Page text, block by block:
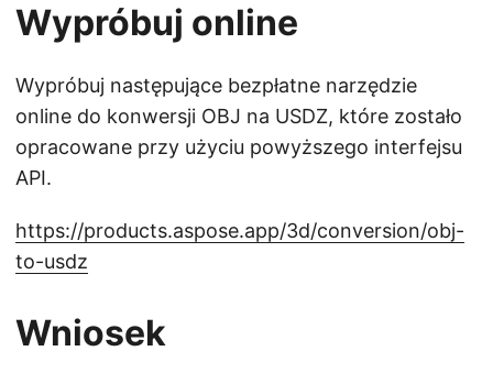
Wypróbuj online
Wypróbuj następujące bezpłatne narzędzie
online do konwersji OBJ na USDZ, które zostało
opracowane przy użyciu powyższego interfejsu
API.
https://products.aspose.app/3d/conversion/obj-
to-usdz
Wniosek